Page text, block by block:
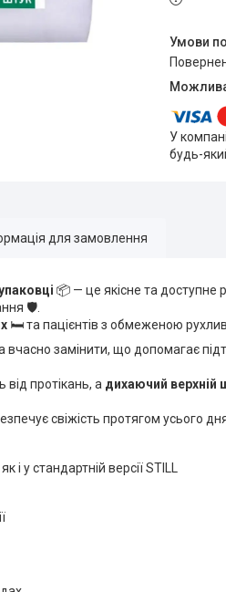
У
будь-
для замовлення
📦 — це якісне та доступне
🛡️.
🛏️ та пацієнтів з обмеженою
вчасно замінити, що допомагає
від протікань, а дихаючий верхній
свіжість протягом усього
і у стандартній версії STILL